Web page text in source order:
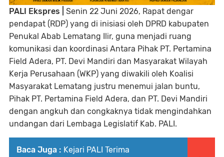
PALI Ekspres | Senin 22 Juni 2026, Rapat dengar
pendapat (RDP) yang di inisiasi oleh DPRD kabupaten
Penukal Abab Lematang Ilir, guna menjadi ruang
komunikasi dan koordinasi Antara Pihak PT. Pertamina
Field Adera, PT. Devi Mandiri dan Masyarakat Wilayah
Kerja Perusahaan (WKP) yang diwakili oleh Koalisi
Masyarakat Lematang justru menemui jalan buntu,
Pihak PT. Pertamina Field Adera, dan PT. Devi Mandiri
dengan angkuh dan congkaknya tidak mengindahkan
undangan dari Lembaga Legislatif Kab. PALI.
Baca Juga : Kejari PALI Terima